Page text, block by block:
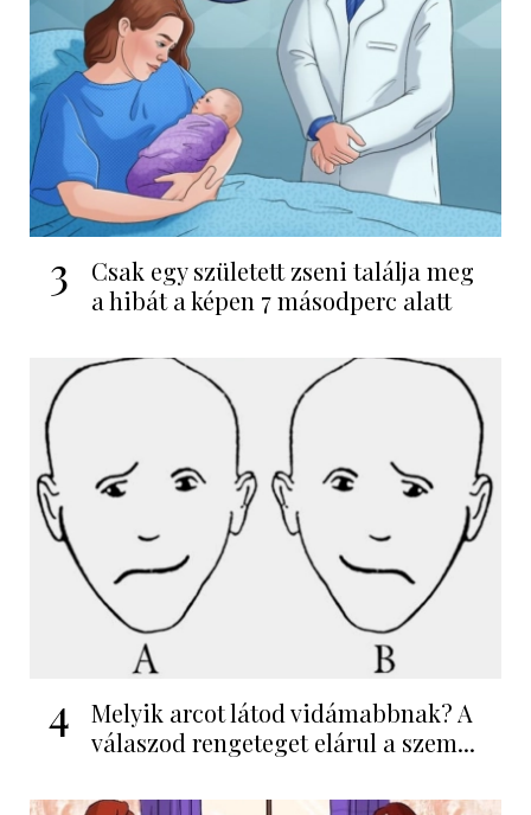
3
Csak egy született zseni találja meg
a hibát a képen 7 másodperc alatt
4
Melyik arcot látod vidámabbnak? A
válaszod rengeteget elárul a szem...